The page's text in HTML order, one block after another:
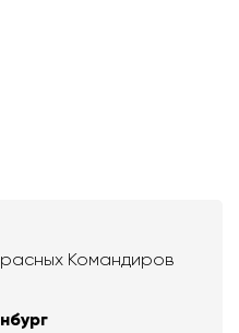
Командиров